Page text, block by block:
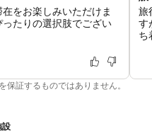
をお楽しみいただけま
たりの選択肢でござい
旅
す
ち
保証するものではありません。
設